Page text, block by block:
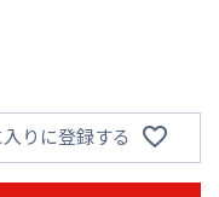
りに登録する